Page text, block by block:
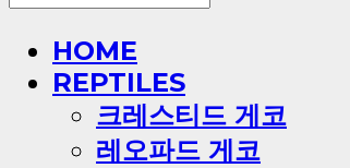
HOME
REPTILES
크레스티드 게코
레오파드 게코